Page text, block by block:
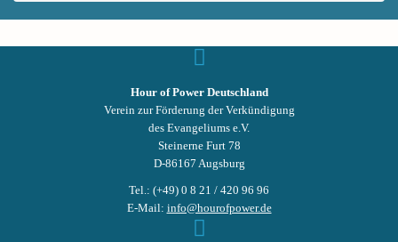
Hour of Power Deutschland
Verein zur Förderung der Verkündigung
des Evangeliums e.V.
Steinerne Furt 78
D-86167 Augsburg
Tel.: (+49) 0 8 21 / 420 96 96
E-Mail: info@hourofpower.de